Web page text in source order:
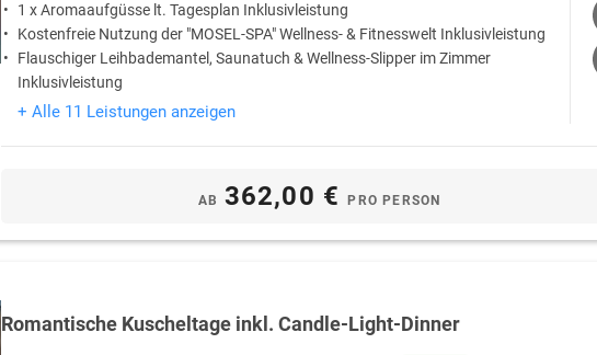
1 x Aromaaufgüsse lt. Tagesplan Inklusivleistung
Kostenfreie Nutzung der "MOSEL-SPA" Wellness- & Fitnesswelt Inklusivleistung
Flauschiger Leihbademantel, Saunatuch & Wellness-Slipper im Zimmer
Inklusivleistung
+ Alle 11 Leistungen anzeigen
AB 362,00 €PRO PERSON
Romantische Kuscheltage inkl. Candle-Light-Dinner